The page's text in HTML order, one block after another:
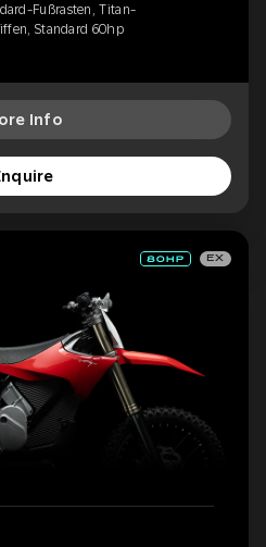
Fußrasten, Titan-
Standard 60hp
Info
EX